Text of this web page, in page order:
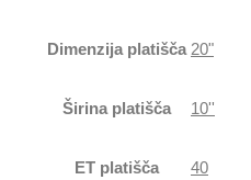
Dimenzija platišča 20"
Širina platišča 10''
ET platišča 40